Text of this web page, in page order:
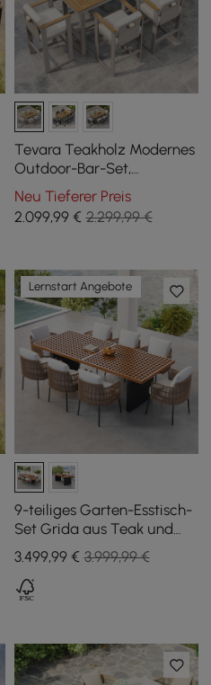
Tevara Teakholz Modernes
Outdoor-Bar-Set,
Sandfarbenes Gestell &
Warmweißes Kissen
Neu Tieferer Preis
2.099,99€ 2.299,99 €
Lernstart Angebote
9-teiliges Garten-Esstisch-
Set Grida aus Teak und
Kunstrattan mit 8 Stühlen
3.499,99€ 3.999,99 €